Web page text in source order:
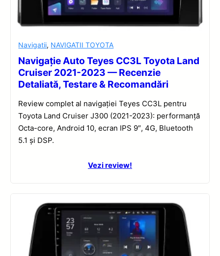
Navigatii, NAVIGATII TOYOTA
Navigație Auto Teyes CC3L Toyota Land
Cruiser 2021-2023 — Recenzie
Detaliată, Testare & Recomandări
Review complet al navigației Teyes CC3L pentru
Toyota Land Cruiser J300 (2021-2023): performanță
Octa-core, Android 10, ecran IPS 9″, 4G, Bluetooth
5.1 și DSP.
Vezi review!